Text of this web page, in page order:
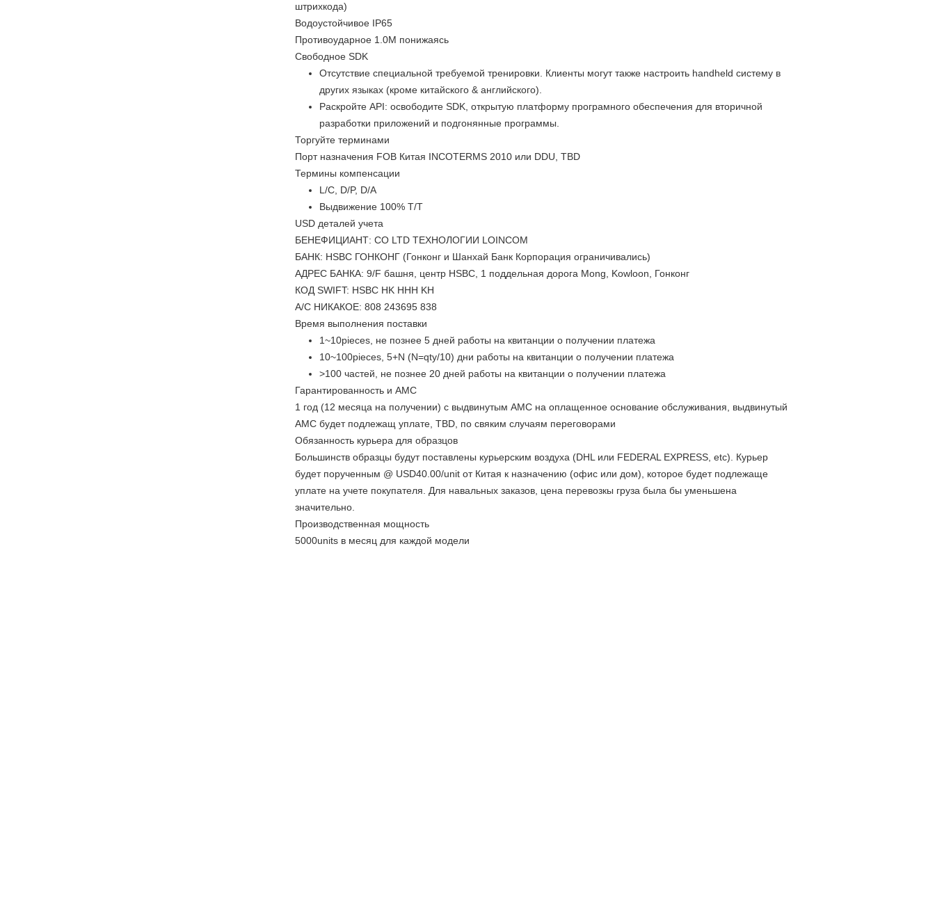
штрихкода)
Водоустойчивое IP65
Противоударное 1.0M понижаясь
Свободное SDK
Отсутствие специальной требуемой тренировки. Клиенты могут также настроить handheld систему в
других языках (кроме китайского & английского).
Раскройте API: освободите SDK, открытую платформу програмного обеспечения для вторичной
разработки приложений и подгонянные программы.
Торгуйте терминами
Порт назначения FOB Китая INCOTERMS 2010 или DDU, TBD
Термины компенсации
L/C, D/P, D/A
Выдвижение 100% T/T
USD деталей учета
БЕНЕФИЦИАНТ: CO LTD ТЕХНОЛОГИИ LOINCOM
БАНК: HSBC ГОНКОНГ (Гонконг и Шанхай Банк Корпорация ограничивались)
АДРЕС БАНКА: 9/F башня, центр HSBC, 1 поддельная дорога Mong, Kowloon, Гонконг
КОД SWIFT: HSBC HK HHH KH
A/C НИКАКОЕ: 808 243695 838
Время выполнения поставки
1~10pieces, не познее 5 дней работы на квитанции о получении платежа
10~100pieces, 5+N (N=qty/10) дни работы на квитанции о получении платежа
>100 частей, не познее 20 дней работы на квитанции о получении платежа
Гарантированность и AMC
1 год (12 месяца на получении) с выдвинутым AMC на оплащенное основание обслуживания, выдвинутый
AMC будет подлежащ уплате, TBD, по свяким случаям переговорами
Обязанность курьера для образцов
Большинств образцы будут поставлены курьерским воздуха (DHL или FEDERAL EXPRESS, etc). Курьер
будет порученным @ USD40.00/unit от Китая к назначению (офис или дом), которое будет подлежаще
уплате на учете покупателя. Для навальных заказов, цена перевозкы груза была бы уменьшена
значительно.
Производственная мощность
5000units в месяц для каждой модели